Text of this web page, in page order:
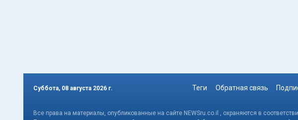
Суббота, 08 августа 2026 г. Теги Обратная связь
Все права на материалы, опубликованные на сайте NEWSru.co.il , охраняются в